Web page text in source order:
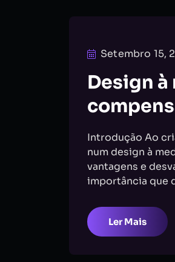
Setembro 15,
Design
Introdução Ao
num design à
vantagens e
importância que
Ler Mais